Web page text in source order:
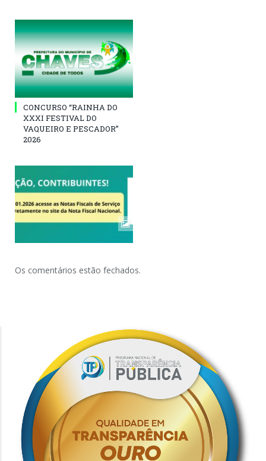
CONCURSO “RAINHA DO
XXXI FESTIVAL DO
VAQUEIRO E PESCADOR”
2026
Os comentários estão fechados.